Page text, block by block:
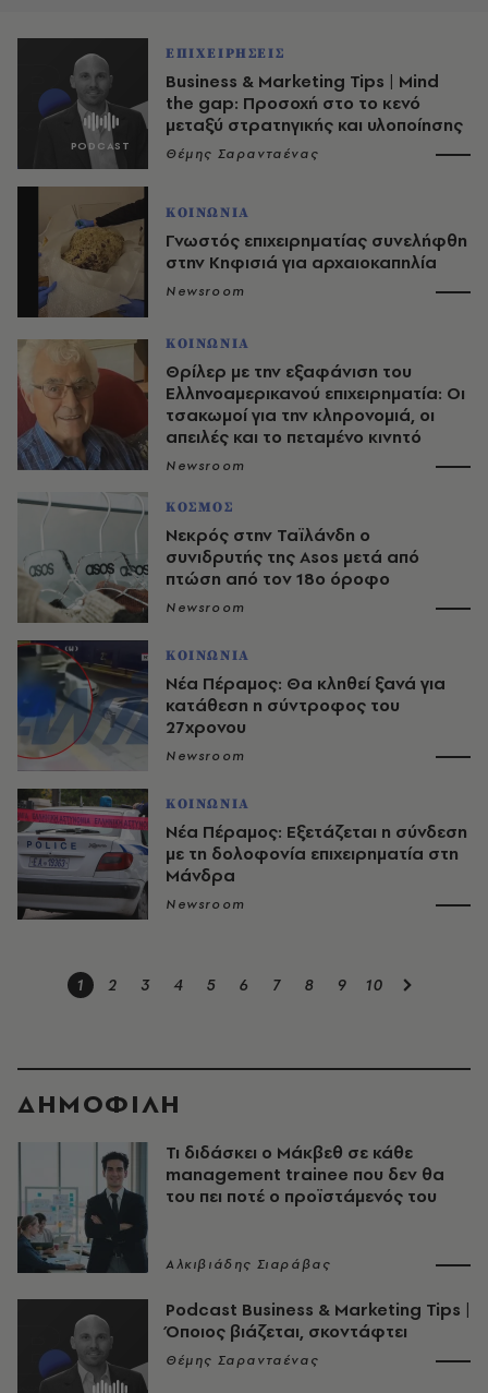
ΕΠΙΧΕΙΡΗΣΕΙΣ
Business & Marketing Tips | Mind
the gap: Προσοχή στο το κενό
μεταξύ στρατηγικής και υλοποίησης
Θέμης Σαρανταένας
ΚΟΙΝΩΝΙΑ
Γνωστός επιχειρηματίας συνελήφθη
στην Κηφισιά για αρχαιοκαπηλία
Newsroom
ΚΟΙΝΩΝΙΑ
Θρίλερ με την εξαφάνιση του
Ελληνοαμερικανού επιχειρηματία: Οι
τσακωμοί για την κληρονομιά, οι
απειλές και το πεταμένο κινητό
Newsroom
ΚΟΣΜΟΣ
Νεκρός στην Ταϊλάνδη ο
συνιδρυτής της Asos μετά από
πτώση από τον 18ο όροφο
Newsroom
ΚΟΙΝΩΝΙΑ
Νέα Πέραμος: Θα κληθεί ξανά για
κατάθεση η σύντροφος του
27χρονου
Newsroom
ΚΟΙΝΩΝΙΑ
Νέα Πέραμος: Εξετάζεται η σύνδεση
με τη δολοφονία επιχειρηματία στη
Μάνδρα
Newsroom
1 2 3 4 5 6 7 8 9 10
ΔΗΜΟΦΙΛΗ
Τι διδάσκει ο Μάκβεθ σε κάθε
management trainee που δεν θα
του πει ποτέ ο προϊστάμενός του
Αλκιβιάδης Σιαράβας
Podcast Business & Marketing Tips |
Όποιος βιάζεται, σκοντάφτει
Θέμης Σαρανταένας